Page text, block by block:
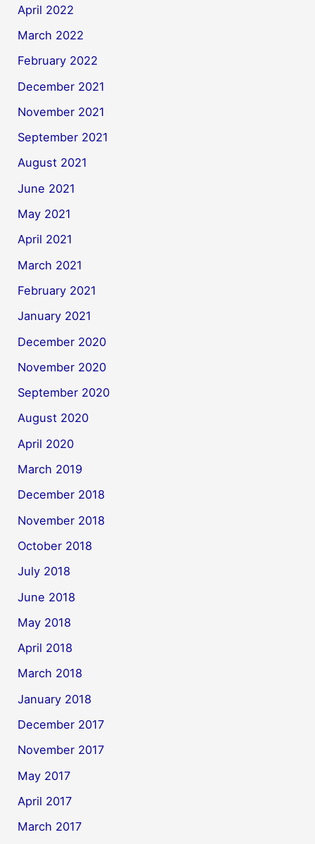
April 2022
March 2022
February 2022
December 2021
November 2021
September 2021
August 2021
June 2021
May 2021
April 2021
March 2021
February 2021
January 2021
December 2020
November 2020
September 2020
August 2020
April 2020
March 2019
December 2018
November 2018
October 2018
July 2018
June 2018
May 2018
April 2018
March 2018
January 2018
December 2017
November 2017
May 2017
April 2017
March 2017